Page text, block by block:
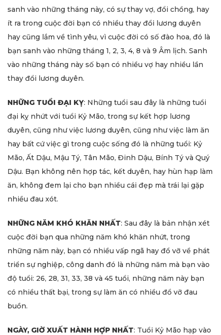
sanh vào những tháng này, có sự thay vợ, đổi chồng, hay
ít ra trong cuộc đời bạn có nhiều thay đổi lương duyên
hay cũng lắm về tình yêu, vì cuộc đời có số đào hoa, đó là
bạn sanh vào những tháng 1, 2, 3, 4, 8 và 9 Âm lịch. Sanh
vào những tháng này số bạn có nhiều vợ hay nhiều lần
thay đổi lương duyên.
NHỮNG TUỔI ĐẠI KỴ: Những tuổi sau đây là những tuổi
đại kỵ nhứt với tuổi Kỷ Mão, trong sự kết hợp lương
duyên, cũng như việc lương duyên, cũng như việc làm ăn
hay bất cứ việc gì trong cuộc sống đó là những tuổi: Kỷ
Mão, Ất Dậu, Mậu Tý, Tân Mão, Đinh Dậu, Bính Tý và Quý
Dậu. Bạn không nên hợp tác, kết duyên, hay hùn hạp làm
ăn, không đem lại cho bạn nhiều cái đẹp mà trái lại gặp
nhiều đau xót.
NHỮNG NĂM KHÓ KHĂN NHẤT: Sau đây là bản nhận xét
cuộc đời bạn qua những năm khó khăn nhứt, trong
những năm này, bạn có nhiều vấp ngã hay đổ vỡ về phát
triển sự nghiệp, công danh đó là những năm mà bạn vào
độ tuổi: 26, 28, 31, 33, 38 và 45 tuổi, những năm này bạn
có nhiều thất bại, trong sự làm ăn có nhiều đổ vỡ đau
buồn.
NGÀY, GIỜ XUẤT HÀNH HỢP NHẤT: Tuổi Kỷ Mão hạp vào